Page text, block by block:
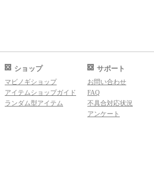
ショップ
マビノギショップ
アイテムショップガイド
ランダム型アイテム
サポート
お問い合わせ
FAQ
不具合対応状況
アンケート